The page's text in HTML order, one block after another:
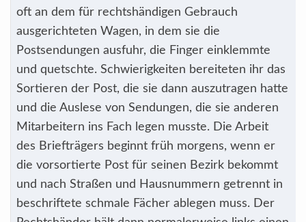
oft an dem für rechtshändigen Gebrauch
ausgerichteten Wagen, in dem sie die
Postsendungen ausfuhr, die Finger einklemmte
und quetschte. Schwierigkeiten bereiteten ihr das
Sortieren der Post, die sie dann auszutragen hatte
und die Auslese von Sendungen, die sie anderen
Mitarbeitern ins Fach legen musste. Die Arbeit
des Briefträgers beginnt früh morgens, wenn er
die vorsortierte Post für seinen Bezirk bekommt
und nach Straßen und Hausnummern getrennt in
beschriftete schmale Fächer ablegen muss. Der